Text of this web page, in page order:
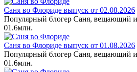
Саня во Флориде выпуск от 02.08.2026
Популярный блогер Саня, вещающий
01.6млн.
Саня во Флориде выпуск от 01.08.2026
Популярный блогер Саня, вещающий
01.6млн.